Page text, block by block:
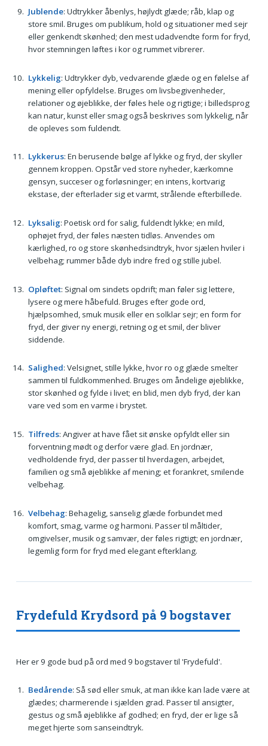
Jublende: Udtrykker åbenlys, højlydt glæde; råb, klap og
store smil. Bruges om publikum, hold og situationer med sejr
eller genkendt skønhed; den mest udadvendte form for fryd,
hvor stemningen løftes i kor og rummet vibrerer.
Lykkelig: Udtrykker dyb, vedvarende glæde og en følelse af
mening eller opfyldelse. Bruges om livsbegivenheder,
relationer og øjeblikke, der føles hele og rigtige; i billedsprog
kan natur, kunst eller smag også beskrives som lykkelig, når
de opleves som fuldendt.
Lykkerus: En berusende bølge af lykke og fryd, der skyller
gennem kroppen. Opstår ved store nyheder, kærkomne
gensyn, succeser og forløsninger; en intens, kortvarig
ekstase, der efterlader sig et varmt, strålende efterbillede.
Lyksalig: Poetisk ord for salig, fuldendt lykke; en mild,
ophøjet fryd, der føles næsten tidløs. Anvendes om
kærlighed, ro og store skønhedsindtryk, hvor sjælen hviler i
velbehag; rummer både dyb indre fred og stille jubel.
Opløftet: Signal om sindets opdrift; man føler sig lettere,
lysere og mere håbefuld. Bruges efter gode ord,
hjælpsomhed, smuk musik eller en solklar sejr; en form for
fryd, der giver ny energi, retning og et smil, der bliver
siddende.
Salighed: Velsignet, stille lykke, hvor ro og glæde smelter
sammen til fuldkommenhed. Bruges om åndelige øjeblikke,
stor skønhed og fylde i livet; en blid, men dyb fryd, der kan
vare ved som en varme i brystet.
Tilfreds: Angiver at have fået sit ønske opfyldt eller sin
forventning mødt og derfor være glad. En jordnær,
vedholdende fryd, der passer til hverdagen, arbejdet,
familien og små øjeblikke af mening; et forankret, smilende
velbehag.
Velbehag: Behagelig, sanselig glæde forbundet med
komfort, smag, varme og harmoni. Passer til måltider,
omgivelser, musik og samvær, der føles rigtigt; en jordnær,
legemlig form for fryd med elegant efterklang.
Frydefuld Krydsord på 9 bogstaver
Her er 9 gode bud på ord med 9 bogstaver til 'Frydefuld'.
Bedårende: Så sød eller smuk, at man ikke kan lade være at
glædes; charmerende i sjælden grad. Passer til ansigter,
gestus og små øjeblikke af godhed; en fryd, der er lige så
meget hjerte som sanseindtryk.